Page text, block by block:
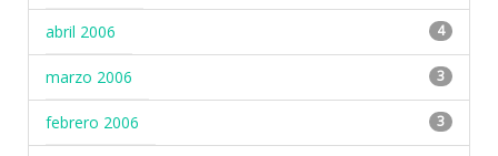
abril 2006 4
marzo 2006 3
febrero 2006 3